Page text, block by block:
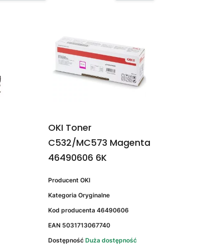
OKI Toner
C532/MC573 Magenta
46490606 6K
Producent OKI
Kategoria Oryginalne
Kod producenta 46490606
EAN 5031713067740
Dostępność Duża dostępność